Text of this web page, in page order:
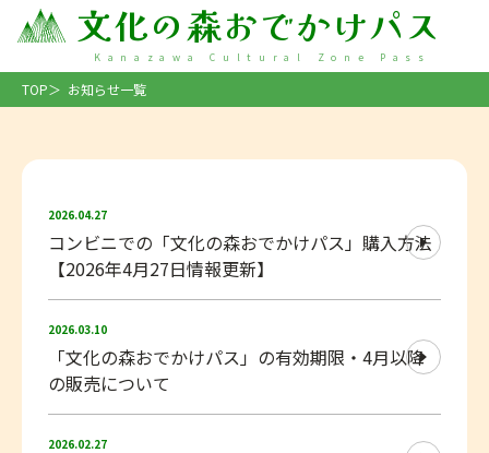
文化の森おでかけパス
Kanazawa Cultural Zone Pass
TOP お知らせ一覧
コンビニでの「文化の森おでかけパス」購入方法
【2026年4月27日情報更新】
2026.04.27
「文化の森おでかけパス」の有効期限・4月以降
の販売について
2026.03.10
detail_15.html
2026.02.27
detail_13.html